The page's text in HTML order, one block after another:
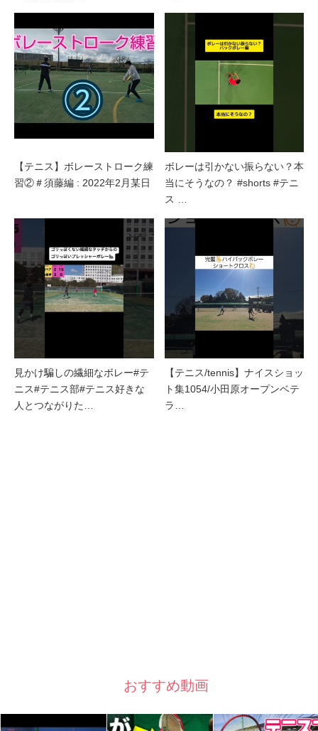
【テニス】ボレーストローク練
習②＃須藤編 : 2022年2月某日
ボレーは引かない振らない？本
当にそうなの？ #shorts #テニ
ス …
見かけ騙しの繊細なボレー#テ
ニス#テニス部#テニス好きな
人とつながりた…
【テニス/tennis】ナイスショッ
ト集1054/小田原オープンベテ
ラ…
おすすめ動画